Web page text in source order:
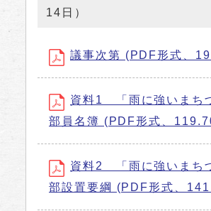
14日）
議事次第 (PDF形式、
資料1 「雨に強いまち
部員名簿 (PDF形式、
資料2 「雨に強いまち
部設置要綱 (PDF形式、